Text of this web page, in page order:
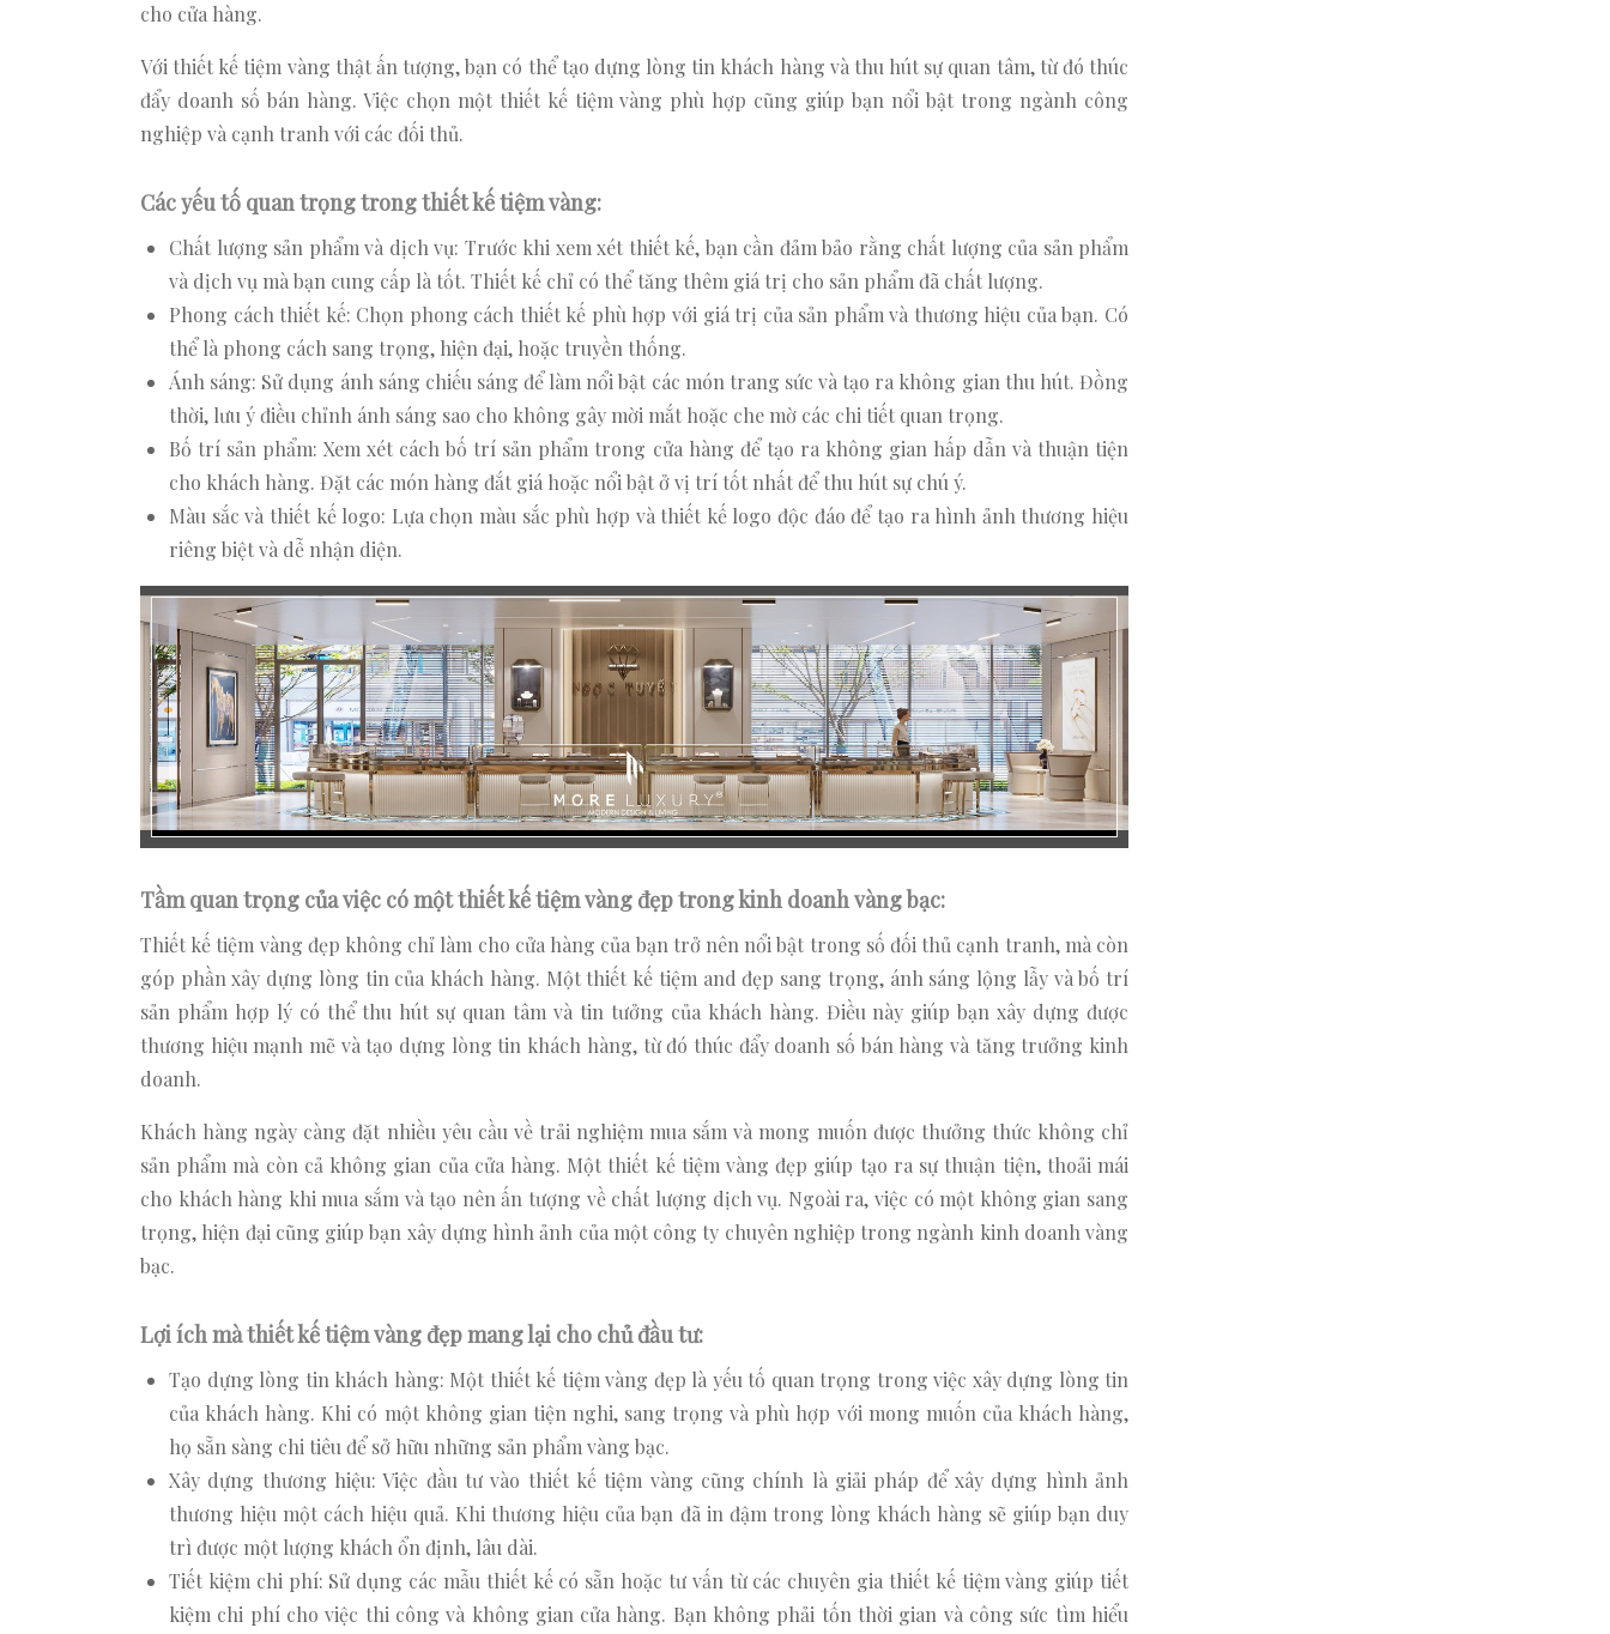
cho cửa hàng.
Với thiết kế tiệm vàng thật ấn tượng, bạn có thể tạo dựng lòng tin khách hàng và thu hút sự quan tâm, từ đó thúc
đẩy doanh số bán hàng. Việc chọn một thiết kế tiệm vàng phù hợp cũng giúp bạn nổi bật trong ngành công
nghiệp và cạnh tranh với các đối thủ.
Các yếu tố quan trọng trong thiết kế tiệm vàng:
Chất lượng sản phẩm và dịch vụ: Trước khi xem xét thiết kế, bạn cần đảm bảo rằng chất lượng của sản phẩm
và dịch vụ mà bạn cung cấp là tốt. Thiết kế chỉ có thể tăng thêm giá trị cho sản phẩm đã chất lượng.
Phong cách thiết kế: Chọn phong cách thiết kế phù hợp với giá trị của sản phẩm và thương hiệu của bạn. Có
thể là phong cách sang trọng, hiện đại, hoặc truyền thống.
Ánh sáng: Sử dụng ánh sáng chiếu sáng để làm nổi bật các món trang sức và tạo ra không gian thu hút. Đồng
thời, lưu ý điều chỉnh ánh sáng sao cho không gây mời mắt hoặc che mờ các chi tiết quan trọng.
Bố trí sản phẩm: Xem xét cách bố trí sản phẩm trong cửa hàng để tạo ra không gian hấp dẫn và thuận tiện
cho khách hàng. Đặt các món hàng đắt giá hoặc nổi bật ở vị trí tốt nhất để thu hút sự chú ý.
Màu sắc và thiết kế logo: Lựa chọn màu sắc phù hợp và thiết kế logo độc đáo để tạo ra hình ảnh thương hiệu
riêng biệt và dễ nhận diện.
Tầm quan trọng của việc có một thiết kế tiệm vàng đẹp trong kinh doanh vàng bạc:
Thiết kế tiệm vàng đẹp không chỉ làm cho cửa hàng của bạn trở nên nổi bật trong số đối thủ cạnh tranh, mà còn
góp phần xây dựng lòng tin của khách hàng. Một thiết kế tiệm and đẹp sang trọng, ánh sáng lộng lẫy và bố trí
sản phẩm hợp lý có thể thu hút sự quan tâm và tin tưởng của khách hàng. Điều này giúp bạn xây dựng được
thương hiệu mạnh mẽ và tạo dựng lòng tin khách hàng, từ đó thúc đẩy doanh số bán hàng và tăng trưởng kinh
doanh.
Khách hàng ngày càng đặt nhiều yêu cầu về trải nghiệm mua sắm và mong muốn được thưởng thức không chỉ
sản phẩm mà còn cả không gian của cửa hàng. Một thiết kế tiệm vàng đẹp giúp tạo ra sự thuận tiện, thoải mái
cho khách hàng khi mua sắm và tạo nên ấn tượng về chất lượng dịch vụ. Ngoài ra, việc có một không gian sang
trọng, hiện đại cũng giúp bạn xây dựng hình ảnh của một công ty chuyên nghiệp trong ngành kinh doanh vàng
bạc.
Lợi ích mà thiết kế tiệm vàng đẹp mang lại cho chủ đầu tư:
Tạo dựng lòng tin khách hàng: Một thiết kế tiệm vàng đẹp là yếu tố quan trọng trong việc xây dựng lòng tin
của khách hàng. Khi có một không gian tiện nghi, sang trọng và phù hợp với mong muốn của khách hàng,
họ sẵn sàng chi tiêu để sở hữu những sản phẩm vàng bạc.
Xây dựng thương hiệu: Việc đầu tư vào thiết kế tiệm vàng cũng chính là giải pháp để xây dựng hình ảnh
thương hiệu một cách hiệu quả. Khi thương hiệu của bạn đã in đậm trong lòng khách hàng sẽ giúp bạn duy
trì được một lượng khách ổn định, lâu dài.
Tiết kiệm chi phí: Sử dụng các mẫu thiết kế có sẵn hoặc tư vấn từ các chuyên gia thiết kế tiệm vàng giúp tiết
kiệm chi phí cho việc thi công và không gian cửa hàng. Bạn không phải tốn thời gian và công sức tìm hiểu